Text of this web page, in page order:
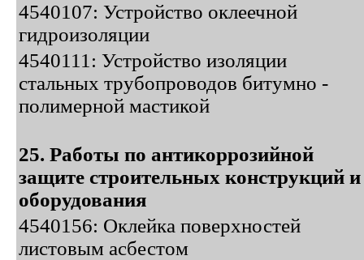
4540107: Устройство оклеечной
гидроизоляции
4540111: Устройство изоляции
стальных трубопроводов битумно -
полимерной мастикой
25. Работы по антикоррозийной
защите строительных конструкций и
оборудования
4540156: Оклейка поверхностей
листовым асбестом